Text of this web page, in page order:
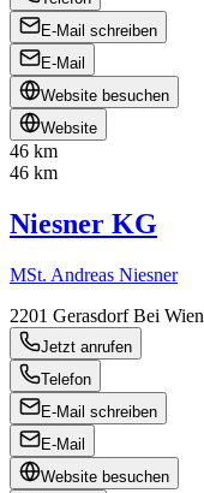
E-Mail schreiben
E-Mail
Website besuchen
Website
46 km
46 km
Niesner KG
MSt. Andreas Niesner
2201 Gerasdorf Bei Wien
Jetzt anrufen
Telefon
E-Mail schreiben
E-Mail
Website besuchen